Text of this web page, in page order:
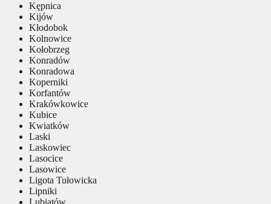
Kępnica
Kijów
Kłodobok
Kolnowice
Kołobrzeg
Konradów
Konradowa
Koperniki
Korfantów
Krakówkowice
Kubice
Kwiatków
Laski
Laskowiec
Lasocice
Lasowice
Ligota Tułowicka
Lipniki
Lubiatów